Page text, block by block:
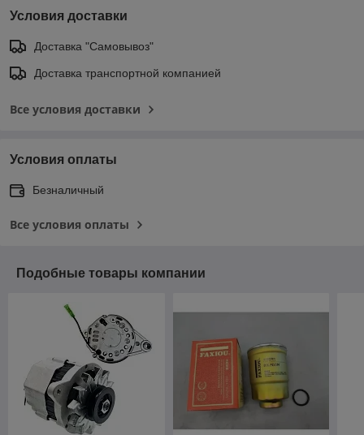
Условия доставки
Доставка "Самовывоз"
Доставка транспортной компанией
Все условия доставки
Условия оплаты
Безналичный
Все условия оплаты
Подобные товары компании